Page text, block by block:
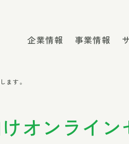
企業情報 事業情報
ます。
オンライ